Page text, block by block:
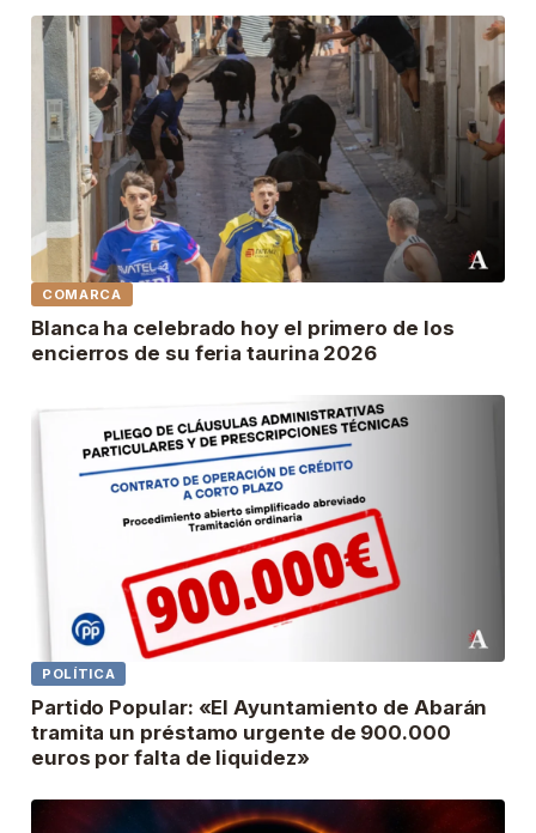
COMARCA
Blanca ha celebrado hoy el primero de los
encierros de su feria taurina 2026
POLÍTICA
Partido Popular: «El Ayuntamiento de Abarán
tramita un préstamo urgente de 900.000
euros por falta de liquidez»